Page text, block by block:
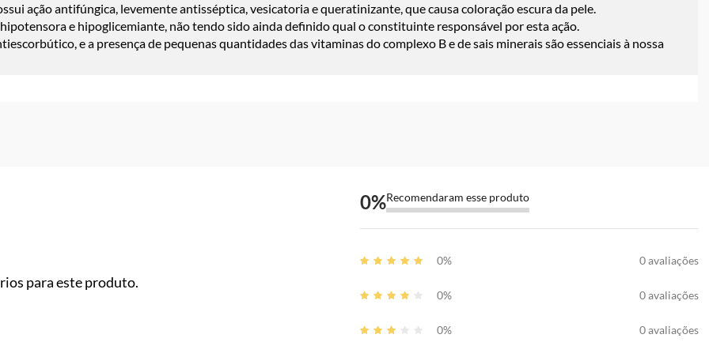
ação antifúngica, levemente antisséptica, vesicatoria e queratinizante, que causa coloração escura da pele.
e hipoglicemiante, não tendo sido ainda definido qual o constituinte responsável por esta ação.
e a presença de pequenas quantidades das vitaminas do complexo B e de sais minerais são essenciais à nossa
para este produto.
0%Recomendaram esse produto
0% 0 avaliações
0% 0 avaliações
0% 0 avaliações